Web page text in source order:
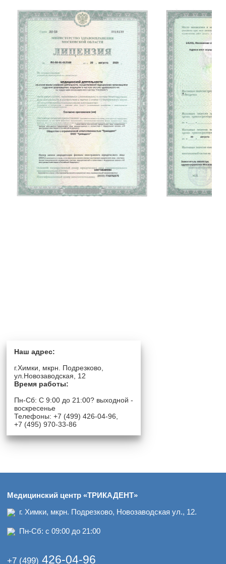
Наш адрес:
г.Химки, мкрн. Подрезково,
ул.Новозаводская, 12
Время работы:
Пн-Сб: C 9:00 до 21:00? выходной -
воскресенье
Телефоны: +7 (499) 426-04-96,
+7 (495) 970-33-86
Медицинский центр «ТРИКАДЕНТ»
г. Химки, мкрн. Подрезково, Новозаводская ул., 12.
Пн-Сб: с 09:00 до 21:00
+7 (499) 426-04-96